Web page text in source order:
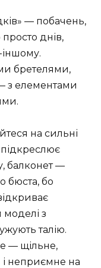
— побачень,
днів,
іншому.
бретелями,
з елементами
на сильні
балконет —
бюста, бо
моделі з
талію.
— щільне,
неприємне на